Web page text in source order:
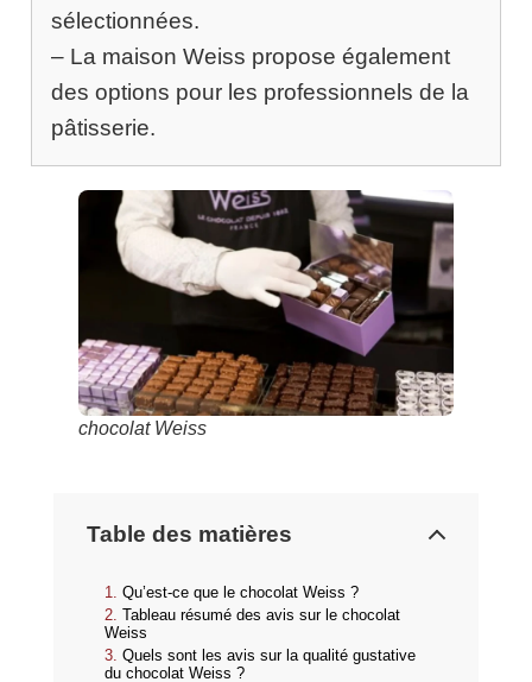
sélectionnées.
– La maison Weiss propose également
des options pour les professionnels de la
pâtisserie.
chocolat Weiss
Table des matières
Qu’est-ce que le chocolat Weiss ?
Tableau résumé des avis sur le chocolat
Weiss
Quels sont les avis sur la qualité gustative
du chocolat Weiss ?